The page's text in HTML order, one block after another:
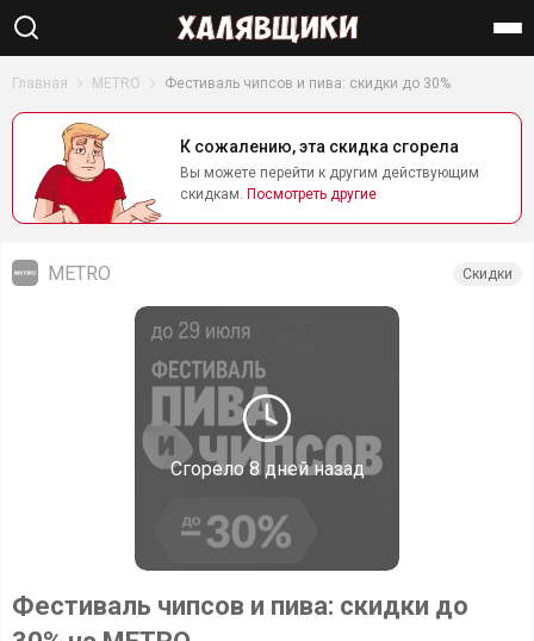
Найти
Главная METRO Фестиваль чипсов и пива: скидки до 30%
К сожалению, эта скидка сгорела
Вы можете перейти к другим действующим
скидкам. Посмотреть другие
Сгорело8 дней назад
METRO Скидки
Фестиваль чипсов и пива: скидки до